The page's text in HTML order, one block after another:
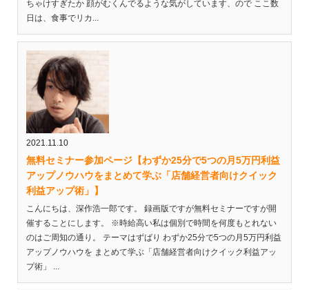
ちゃけすぎたか 顔がむくんでるような気がしています、ので ここ数
日は、食事でリカ...
2021.11.10
無料セミナー参加ページ【わずか25分で5つの月5万円利益
アップノウハウをまとめて学ぶ「店舗経営者向けクイック
利益アップ術」】
こんにちは、深作浩一郎です。 録画版ですが無料セミナーですが開
催することにします。 ※時給高い私は個別で時間を何度もとれない
のはご周知の通り。 テーマはずばり わずか25分で5つの月5万円利益
アップノウハウを まとめて学ぶ「店舗経営者向けクイック利益アッ
プ術」 ...